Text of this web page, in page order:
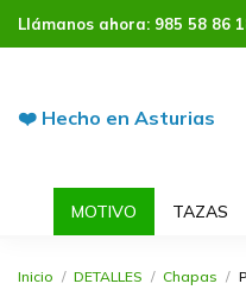
Llámanos ahora: 985 58 86
❤️ Hecho en Asturias
MOTIVO TAZAS
Inicio DETALLES Chapas